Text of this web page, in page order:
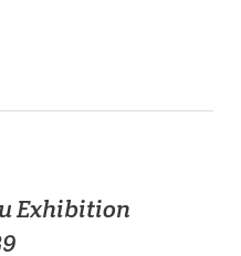
Exhibition